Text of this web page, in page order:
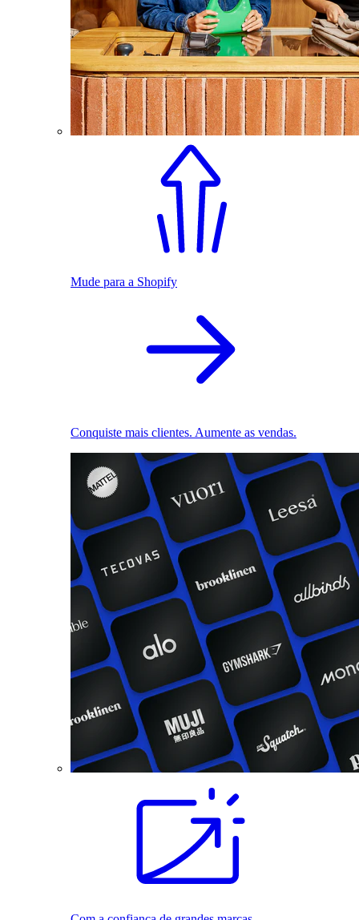
Mude para a Shopify
Conquiste mais clientes. Aumente as vendas.